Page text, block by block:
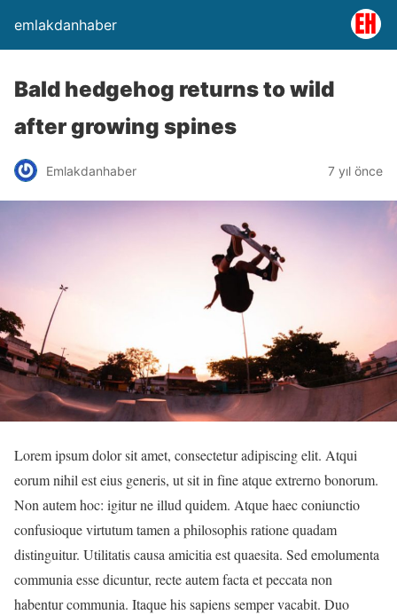
emlakdanhaber
Bald hedgehog returns to wild
after growing spines
Emlakdanhaber 7 yıl önce
Lorem ipsum dolor sit amet, consectetur adipiscing elit. Atqui
eorum nihil est eius generis, ut sit in fine atque extrerno bonorum.
Non autem hoc: igitur ne illud quidem. Atque haec coniunctio
confusioque virtutum tamen a philosophis ratione quadam
distinguitur. Utilitatis causa amicitia est quaesita. Sed emolumenta
communia esse dicuntur, recte autem facta et peccata non
habentur communia. Itaque his sapiens semper vacabit. Duo